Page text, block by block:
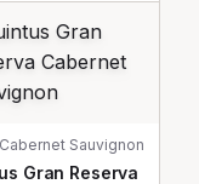
Cabernet Sauvignon
Gran Reserva